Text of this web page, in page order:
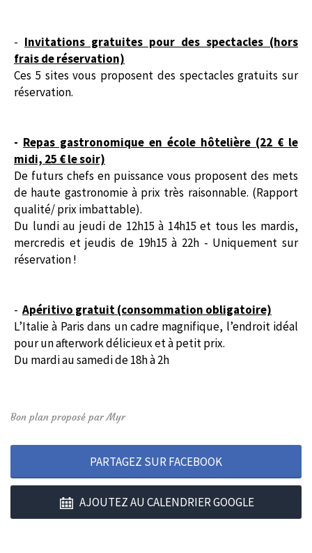
- Invitations gratuites pour des spectacles (hors
frais de réservation)
Ces 5 sites vous proposent des spectacles gratuits sur
réservation.
- Repas gastronomique en école hôtelière (22 € le
midi, 25 € le soir)
De futurs chefs en puissance vous proposent des mets
de haute gastronomie à prix très raisonnable. (Rapport
qualité/ prix imbattable).
Du lundi au jeudi de 12h15 à 14h15 et tous les mardis,
mercredis et jeudis de 19h15 à 22h - Uniquement sur
réservation !
- Apéritivo gratuit (consommation obligatoire)
L’Italie à Paris dans un cadre magnifique, l’endroit idéal
pour un afterwork délicieux et à petit prix.
Du mardi au samedi de 18h à 2h
Bon plan proposé par Myr
PARTAGEZ SUR FACEBOOK
AJOUTEZ AU CALENDRIER GOOGLE